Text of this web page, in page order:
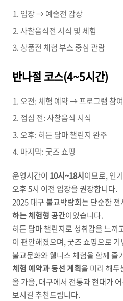
입장 → 예술전 감상
사찰음식전 시식 및 체험
상품전 체험 부스 중심 관람
반나절 코스(4~5시간)
오전: 체험 예약 → 프로그램 참여
점심 전: 사찰음식 시식
오후: 히든 담마 챌린지 완주
마지막: 굿즈 쇼핑
운영시간이 10시~18시이므로, 인
오후 5시 이전 입장을 권장합니다.
2025 대구 불교박람회는 단순한 전
하는 체험형 공간이었습니다.
히든 담마 챌린지로 성취감을 느끼
이 편안해졌으며, 굿즈 쇼핑으로
불교문화와 웰니스 체험을 함께 즐
체험 예약과 동선 계획을 미리 해두
올 가을, 대구에서 전통과 현대가
보시길 추천드립니다.